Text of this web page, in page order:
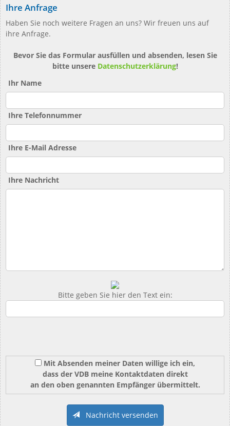
Ihre Anfrage
Haben Sie noch weitere Fragen an uns? Wir freuen uns auf
ihre Anfrage.
Bevor Sie das Formular ausfüllen und absenden, lesen Sie
bitte unsere Datenschutzerklärung!
Ihr Name
Ihre Telefonnummer
Ihre E-Mail Adresse
Ihre Nachricht
Bitte geben Sie hier den Text ein:
Mit Absenden meiner Daten willige ich ein,
dass der VDB meine Kontaktdaten direkt
an den oben genannten Empfänger übermittelt.
Nachricht versenden